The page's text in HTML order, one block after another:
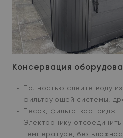
Консервация
Полностью слейте воду
фильтрующей системы,
Песок, фильтр-картридж
Электронику
температуре, без